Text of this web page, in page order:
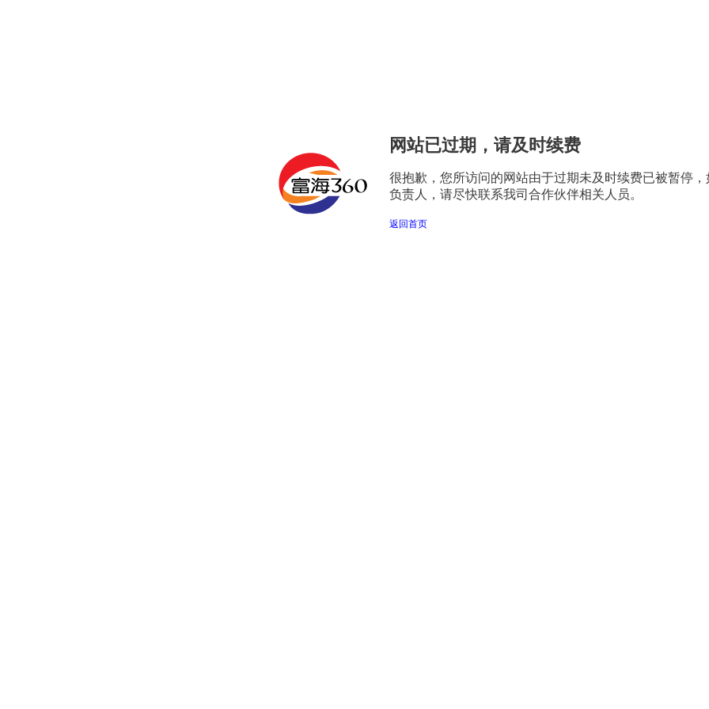
网站已过期，请及时续费
很抱歉，您所访问的网站由于过期未及时续费已被暂停
负责人，请尽快联系我司合作伙伴相关人员。
返回首页